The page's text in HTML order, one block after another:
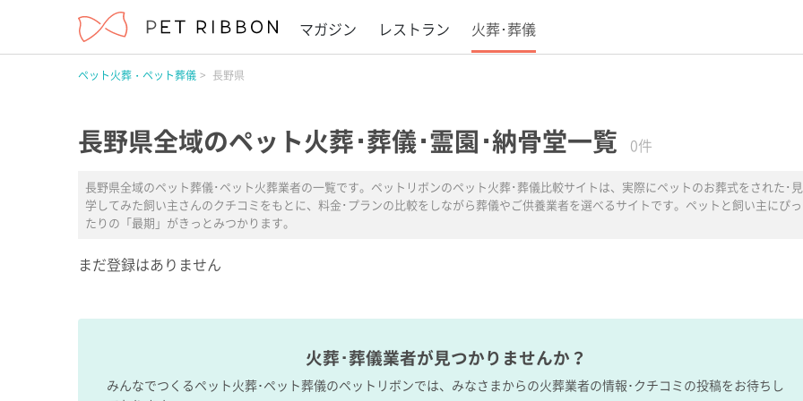
マガジン レストラン 火葬･葬儀
ペット火葬・ペット葬儀 長野県
長野県全域のペット火葬･葬儀･霊園･納骨堂一覧 0件
長野県全域のペット葬儀･ペット火葬業者の一覧です。ペットリボンのペット火葬･葬儀比較サイトは、実際にペットのお葬式をされた･見
学してみた飼い主さんのクチコミをもとに、料金･プランの比較をしながら葬儀やご供養業者を選べるサイトです。ペットと飼い主にぴっ
たりの「最期」がきっとみつかります。
まだ登録はありません
火葬･葬儀業者が見つかりませんか？
みんなでつくるペット火葬･ペット葬儀のペットリボンでは、みなさまからの火葬業者の情報･クチコミの投稿をお待ちし